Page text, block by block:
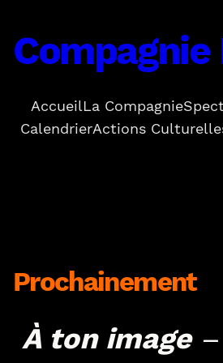
Compagnie
AccueilLa Compagnie
CalendrierActions
Prochainement
À ton image–